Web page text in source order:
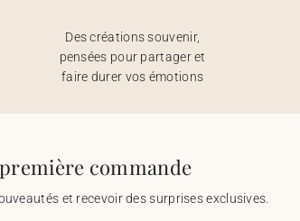
Des créations souvenir,
pensées pour partager et
faire durer vos émotions
commande
et recevoir des surprises exclusives.